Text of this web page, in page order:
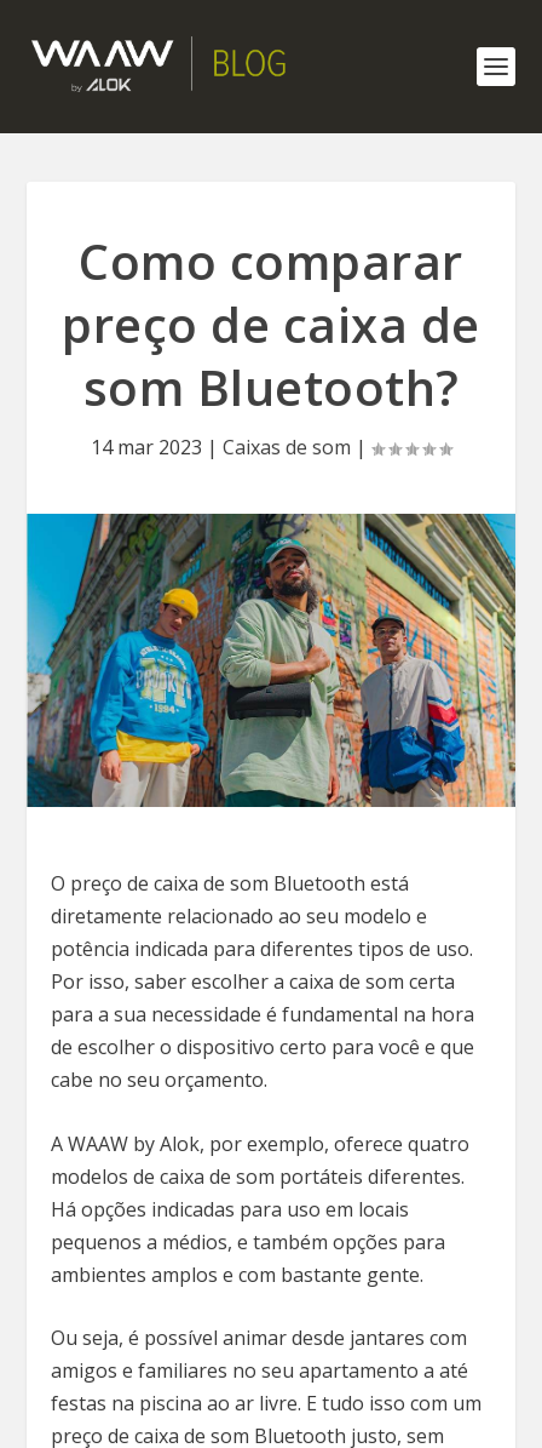
Como comparar
preço de caixa de
som Bluetooth?
14 mar 2023 | Caixas de som |
O preço de caixa de som Bluetooth está
diretamente relacionado ao seu modelo e
potência indicada para diferentes tipos de uso.
Por isso, saber escolher a caixa de som certa
para a sua necessidade é fundamental na hora
de escolher o dispositivo certo para você e que
cabe no seu orçamento.
A WAAW by Alok, por exemplo, oferece quatro
modelos de caixa de som portáteis diferentes.
Há opções indicadas para uso em locais
pequenos a médios, e também opções para
ambientes amplos e com bastante gente.
Ou seja, é possível animar desde jantares com
amigos e familiares no seu apartamento a até
festas na piscina ao ar livre. E tudo isso com um
preço de caixa de som Bluetooth justo, sem